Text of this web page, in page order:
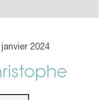
janvier 2024